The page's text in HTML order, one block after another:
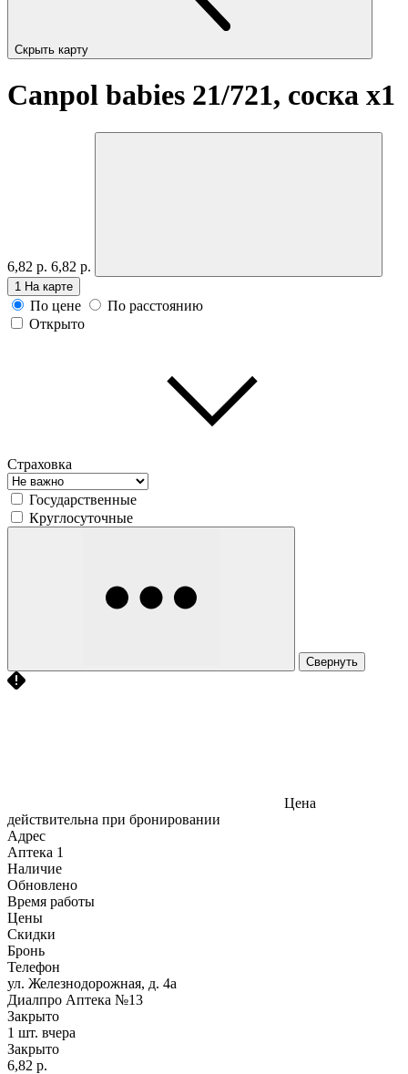
Скрыть карту
Canpol babies 21/721, соска x1
6,82 р. 6,82 р.
1 На карте
По цене
По расстоянию
Открыто
Страховка
Государственные
Круглосуточные
Свернуть
Цена
действительна при бронировании
Адрес
Аптека 1
Наличие
Обновлено
Время работы
Цены
Скидки
Бронь
Телефон
ул. Железнодорожная, д. 4а
Диалпро Аптека №13
Закрыто
1 шт. вчера
Закрыто
6,82 р.